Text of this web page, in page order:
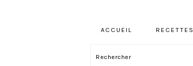
ACCUEIL RECETTES
Rechercher